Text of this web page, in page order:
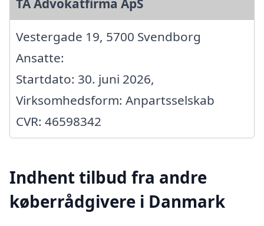
TA Advokatfirma ApS
Vestergade 19, 5700 Svendborg
Ansatte:
Startdato: 30. juni 2026,
Virksomhedsform: Anpartsselskab
CVR: 46598342
Indhent tilbud fra andre
køberrådgivere i Danmark